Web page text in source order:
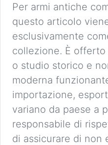
Per armi antiche
questo articolo
esclusivamente
collezione. È
o studio storico e
moderna
importazione,
variano da paese a
responsabile di
di assicurare di non